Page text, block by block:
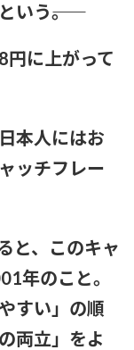
を前開きにして
てきたらどうす
ぎ」ネット上で
う――。
に上がって
本人にはお
ッチフレー
と、このキャ
年のこと。
すい」の順
両立」をよ